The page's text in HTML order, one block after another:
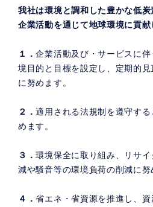
我社は環境と調和した豊かな低
企業活動を通じて地球環境に貢献
１．企業活動及び・サービスに
境目的と目標を設定し、定期的
に努めます。
２．適用される法規制を遵守す
めます。
３．環境保全に取り組み、リサ
減や騒音等の環境負荷の削減に努
４．省エネ・省資源を推進し、